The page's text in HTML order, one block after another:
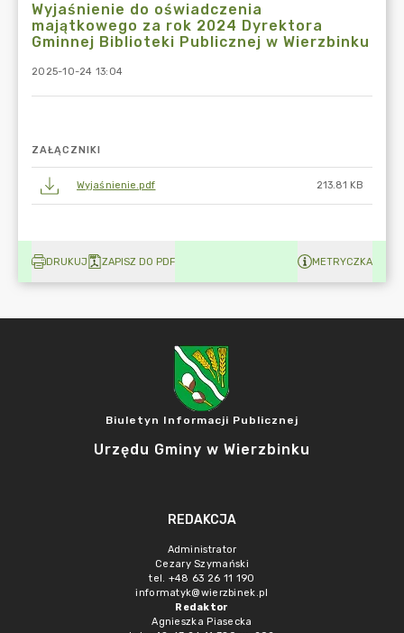
Wyjaśnienie do oświadczenia
majątkowego za rok 2024 Dyrektora
Gminnej Biblioteki Publicznej w Wierzbinku
2025-10-24 13:04
ZAŁĄCZNIKI
Wyjaśnienie.pdf 213.81 KB
DRUKUJ ZAPISZ DO PDF METRYCZKA
Biuletyn Informacji Publicznej
Urzędu Gminy w Wierzbinku
REDAKCJA
Administrator
Cezary Szymański
tel. +48 63 26 11 190
informatyk@wierzbinek.pl
Redaktor
Agnieszka Piasecka